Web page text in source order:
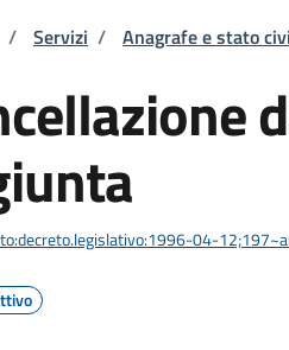
di pane
/ Servizi / Anagrafe e stato
04-